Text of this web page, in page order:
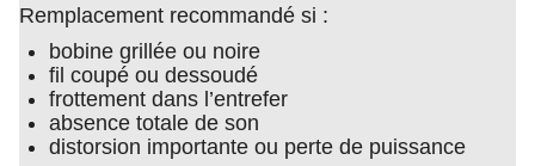
Remplacement recommandé si :
bobine grillée ou noire
fil coupé ou dessoudé
frottement dans l’entrefer
absence totale de son
distorsion importante ou perte de puissance